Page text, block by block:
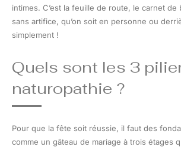
intimes. C’est la feuille de route, le carnet
sans artifice, qu’on soit en personne ou
simplement !
Quels sont les 3
naturopathie ?
Pour que la fête soit réussie, il faut des
comme un gâteau de mariage à trois étages